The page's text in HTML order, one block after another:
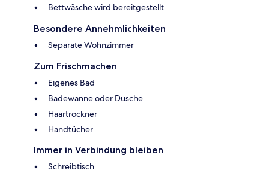
Bettwäsche wird bereitgestellt
Besondere Annehmlichkeiten
Separate Wohnzimmer
Zum Frischmachen
Eigenes Bad
Badewanne oder Dusche
Haartrockner
Handtücher
Immer in Verbindung bleiben
Schreibtisch